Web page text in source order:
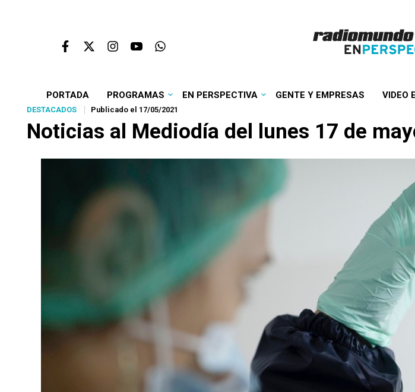
PORTADA PROGRAMAS EN PERSPECTIVA GENTE Y EMPRESAS VIDEO
DESTACADOS Publicado el 17/05/2021
Noticias al Mediodía del lunes 17 de